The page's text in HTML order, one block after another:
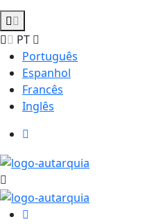
PT
Português
Espanhol
Francês
Inglês